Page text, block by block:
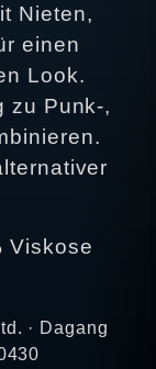
Nieten,
einen
Look.
Punk‑,
Viskose
· Dagang